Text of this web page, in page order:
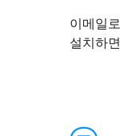
이메일
설치하